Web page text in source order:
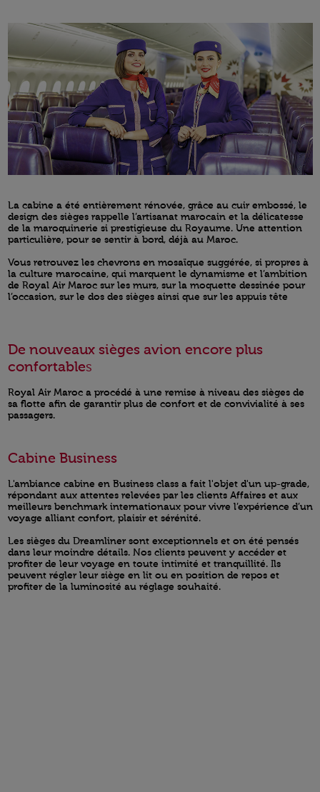
La cabine a été entièrement rénovée, grâce au cuir embossé, le
design des sièges rappelle l’artisanat marocain et la délicatesse
de la maroquinerie si prestigieuse du Royaume. Une attention
particulière, pour se sentir à bord, déjà au Maroc.
Vous retrouvez les chevrons en mosaïque suggérée, si propres à
la culture marocaine, qui marquent le dynamisme et l’ambition
de Royal Air Maroc sur les murs, sur la moquette dessinée pour
l’occasion, sur le dos des sièges ainsi que sur les appuis tête
De nouveaux sièges avion encore plus
confortables
Royal Air Maroc a procédé à une remise à niveau des sièges de
sa flotte afin de garantir plus de confort et de convivialité à ses
passagers.
Cabine Business
L'ambiance cabine en Business class a fait l'objet d'un up-grade,
répondant aux attentes relevées par les clients Affaires et aux
meilleurs benchmark internationaux pour vivre l’expérience d’un
voyage alliant confort, plaisir et sérénité.
Les sièges du Dreamliner sont exceptionnels et on été pensés
dans leur moindre détails. Nos clients peuvent y accéder et
profiter de leur voyage en toute intimité et tranquillité. Ils
peuvent régler leur siège en lit ou en position de repos et
profiter de la luminosité au réglage souhaité.